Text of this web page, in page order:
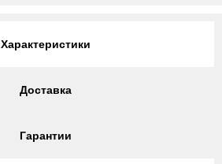
Характеристики
Доставка
Гарантии